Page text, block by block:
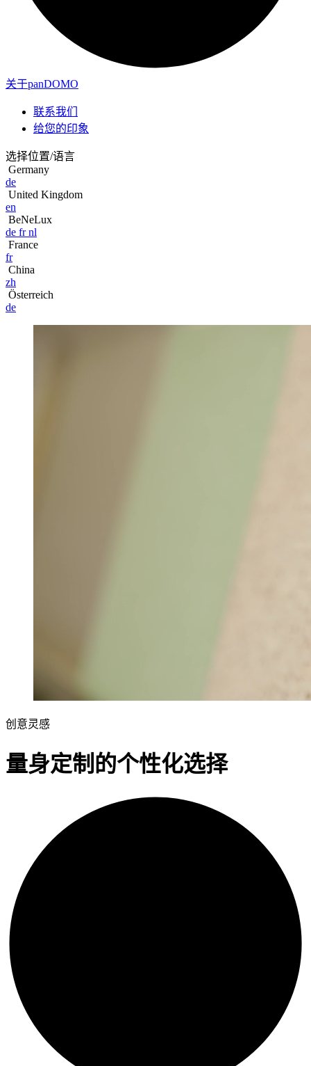
关于panDOMO
联系我们
给您的印象
选择位置/语言
Germany
de
United Kingdom
en
BeNeLux
de frnl
France
fr
China
zh
Österreich
de
创意灵感
量身定制的个性化选择